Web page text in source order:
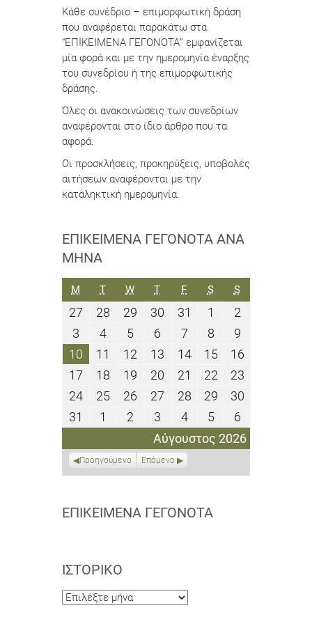
Κάθε συνέδριο – επιμορφωτική δράση
που αναφέρεται παρακάτω στα
“ΕΠΙΚΕΙΜΕΝΑ ΓΕΓΟΝΟΤΑ” εμφανίζεται
μία φορά και με την ημερομηνία έναρξης
του συνεδρίου ή της επιμορφωτικής
δράσης.
Όλες οι ανακοινώσεις των συνεδρίων
αναφέρονται στο ίδιο άρθρο που τα
αφορά.
Οι προσκλήσεις, προκηρύξεις, υποβολές
αιτήσεων αναφέρονται με την
καταληκτική ημερομηνία.
ΕΠΙΚΕΊΜΕΝΑ ΓΕΓΟΝΌΤΑ ΑΝΆ
ΜΉΝΑ
Αύγουστος 2026
M ΔΕΥΤΈΡΑ
TΤΡΊΤΗ
WΤΕΤΆΡΤΗ
TΠΈΜΠΤΗ
FΠΑΡΑΣΚΕΥΉ
SΣΆΒΒΑΤΟ
SΚΥΡΙΑΚΉ
27
Ιουλίου
2026
28
Ιουλίου
2026
29
Ιουλίου
2026
30
Ιουλίου
2026
31
Ιουλίου
2026
1
Αυγούστου
2026
22
3
Αυγούστου
2026
44
Αυγούστου
2026
55
Αυγούστου
2026
6
Αυγούστου
2026
77
Αυγούστου
2026
88
Αυγούστου
2026
99
Αυγούστου
2026
10
Αυγούστου
2026
11
Αυγούστου
2026
12
Αυγούστου
2026
13
Αυγούστου
2026
1414
Αυγούστου
2026
1515
Αυγούστου
2026
1616
Αυγούστου
2026
17
Αυγούστου
2026
18
Αυγούστου
2026
19
Αυγούστου
2026
20
Αυγούστου
2026
21
Αυγούστου
2026
2222
Αυγούστου
2026
2323
2026
2424
Αυγούστου
2026
2525
Αυγούστου
2026
26
Αυγούστου
2026
27
Αυγούστου
2026
2828
Αυγούστου
2026
2929
Αυγούστου
2026
3030
2026
31
Αυγούστου
1
Σεπτεμβρίου
2
Σεπτεμβρίου
2026
3
Σεπτεμβρίου
2026
44
Σεπτεμβρίου
2026
55
Σεπτεμβρίου
2026
66
2026
Προηγούμενο Επόμενο
ΕΠΙΚΕΊΜΕΝΑ ΓΕΓΟΝΌΤΑ
ΙΣΤΟΡΙΚΌ
Ιστορικό